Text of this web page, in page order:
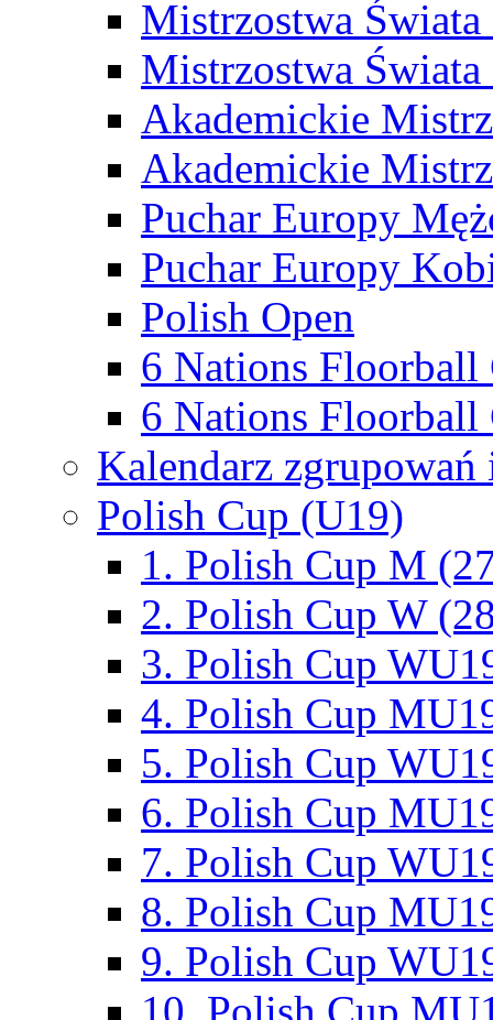
Mistrzostwa
Mistrzostwa
Akademickie
Akademickie
Puchar Europy
Puchar Europy
Polish Open
6 Nations Floorball
6 Nations Floorball
Kalendarz
Polish Cup (U19)
1. Polish Cup M
2. Polish Cup W
3. Polish Cup
4. Polish Cup
5. Polish Cup
6. Polish Cup
7. Polish Cup
8. Polish Cup
9. Polish Cup
10. Polish Cup